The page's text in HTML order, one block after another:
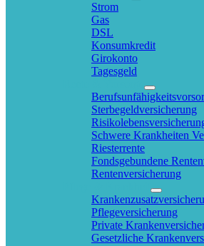
Strom
Gas
DSL
Konsumkredit
Girokonto
Tagesgeld
Sterbegeldversicherung
Schwere Krankheiten
Riesterrente
Fondsgebundene
Rentenversicherung
Pflegeversicherung
Private
Gesetzliche